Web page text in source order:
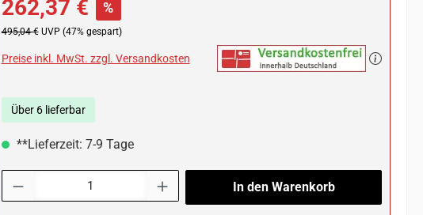
262,37 € %
Regulärer Preis:
495,04 € UVP (47% gespart)
Preise inkl. MwSt. zzgl. Versandkosten
Über 6 lieferbar
**Lieferzeit: 7-9 Tage
In den Warenkorb